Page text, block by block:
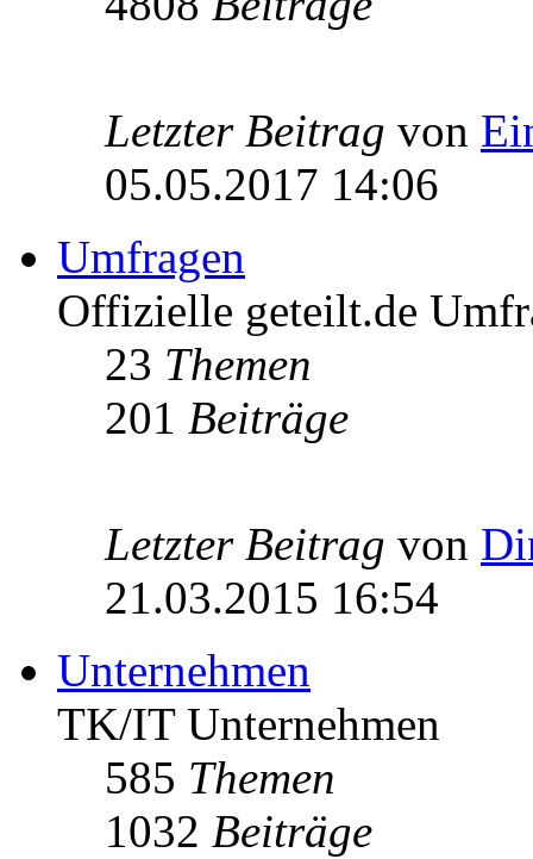
Letzter Beitrag von
05.05.2017 14:06
Umfragen
Offizielle geteilt.de
23 Themen
201 Beiträge
Letzter Beitrag von
21.03.2015 16:54
Unternehmen
TK/IT Unternehmen
585 Themen
1032 Beiträge